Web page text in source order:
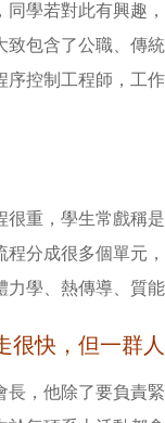
學若對此有興趣
包含了公職、傳
控制工程師，工
重，學生常戲稱
分成很多個單元
學、熱傳導、質能
很快，但一群
，他除了要負責